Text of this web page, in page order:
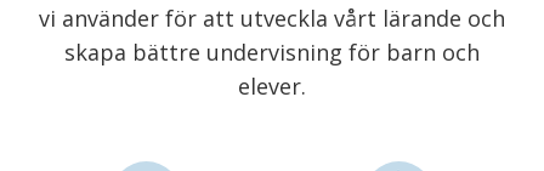
vi använder för att utveckla vårt lärande och
skapa bättre undervisning för barn och
elever.